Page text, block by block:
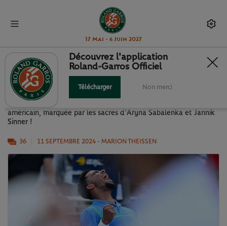
17 Mai - 6 Juin 2027
US OPEN 2024 EN IMAGES
américain, marquée par les sacres d'Aryna Sabalenka et Jannik
Sinner !
36 11 SEPTEMBRE 2024 - MARION THEISSEN
Découvrez l'application
Roland-Garros Officiel
Télécharger Non merci